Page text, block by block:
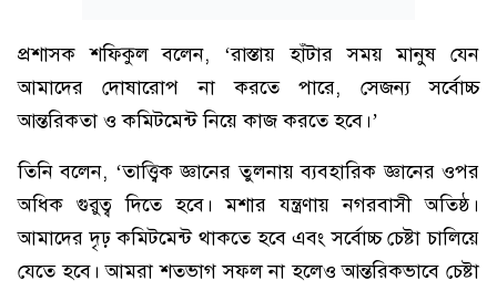
প্রশাসক শফিকুল বলেন, ‘রাস্তায় হাঁটার সময় মানুষ যেন
আমাদের দোষারোপ না করতে পারে, সেজন্য সর্বোচ্চ
আন্তরিকতা ও কমিটমেন্ট নিয়ে কাজ করতে হবে।’
তিনি বলেন, ‘তাত্ত্বিক জ্ঞানের তুলনায় ব্যবহারিক জ্ঞানের ওপর
অধিক গুরুত্ব দিতে হবে। মশার যন্ত্রণায় নগরবাসী অতিষ্ঠ।
আমাদের দৃঢ় কমিটমেন্ট থাকতে হবে এবং সর্বোচ্চ চেষ্টা চালিয়ে
যেতে হবে। আমরা শতভাগ সফল না হলেও আন্তরিকভাবে চেষ্টা